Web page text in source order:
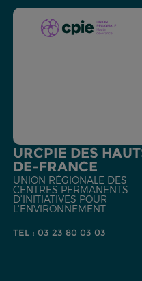
URCPIE DES
DE-FRANCE
UNION RÉGIONALE DES
CENTRES PERMANENTS
D'INITIATIVES POUR
L'ENVIRONNEMENT
TEL : 03 23 80 03 03